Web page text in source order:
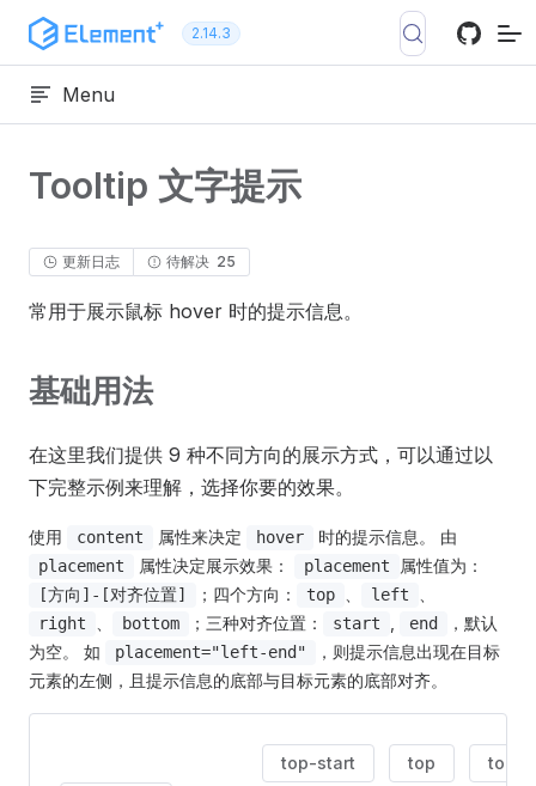
跳转到内容 2.14.3
Menu
Tooltip 文字提示
更新日志 待解决 25
常用于展示鼠标 hover 时的提示信息。
基础用法
在这里我们提供 9 种不同方向的展示方式，可以通过以
下完整示例来理解，选择你要的效果。
使用 content 属性来决定 hover 时的提示信息。 由
placement 属性决定展示效果： placement 属性值为：
[方向]-[对齐位置] ；四个方向： top 、 left 、
right 、 bottom ；三种对齐位置： start , end
，默认
为空。 如
placement="left-end"
，则提示信息出现在目标
元素的左侧，且提示信息的底部与目标元素的底部对齐。
top-start top
top-